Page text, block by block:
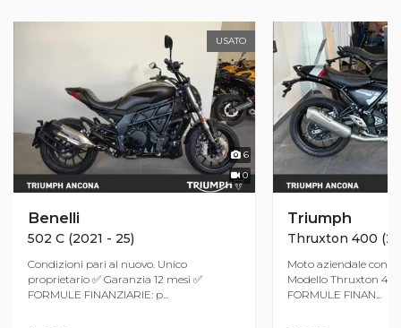
USATO
6
0
Benelli
502 C (2021 - 25)
Condizioni pari al nuovo. Unico
proprietario ✅ Garanzia 12 mesi ✅
FORMULE FINANZIARIE: p...
Triumph
Thruxton 400
Moto aziendale con
Modello Thruxton
FORMULE FINAN...